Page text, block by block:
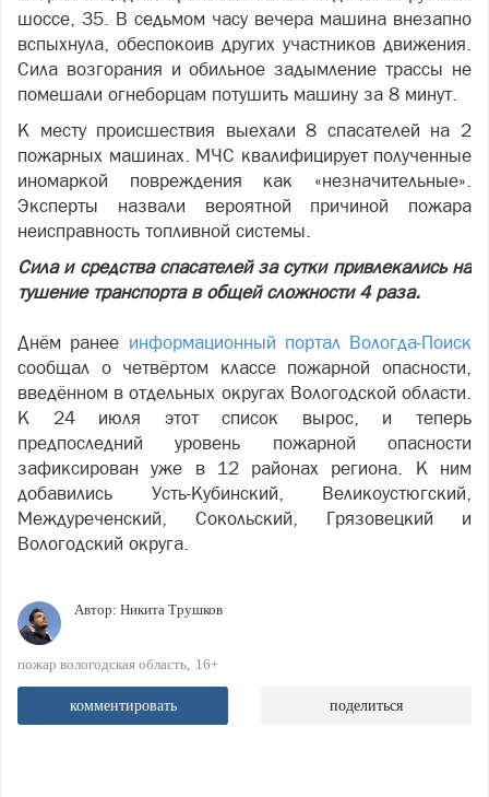
шоссе, 35. В седьмом часу вечера машина внезапно
вспыхнула, обеспокоив других участников движения.
Сила возгорания и обильное задымление трассы не
помешали огнеборцам потушить машину за 8 минут.
К месту происшествия выехали 8 спасателей на 2
пожарных машинах. МЧС квалифицирует полученные
иномаркой повреждения как «незначительные».
Эксперты назвали вероятной причиной пожара
неисправность топливной системы.
Сила и средства спасателей за сутки привлекались на
тушение транспорта в общей сложности 4 раза.
Днём ранее информационный портал Вологда-Поиск
сообщал о четвёртом классе пожарной опасности,
введённом в отдельных округах Вологодской области.
К 24 июля этот список вырос, и теперь
предпоследний уровень пожарной опасности
зафиксирован уже в 12 районах региона. К ним
добавились Усть-Кубинский, Великоустюгский,
Междуреченский, Сокольский, Грязовецкий и
Вологодский округа.
Автор: Никита Трушков
пожар вологодская область 16+
комментировать поделиться